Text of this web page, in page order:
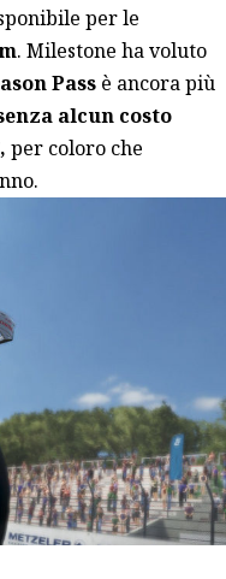
per le
. Milestone ha voluto
Passè ancora più
alcun costo
per coloro che